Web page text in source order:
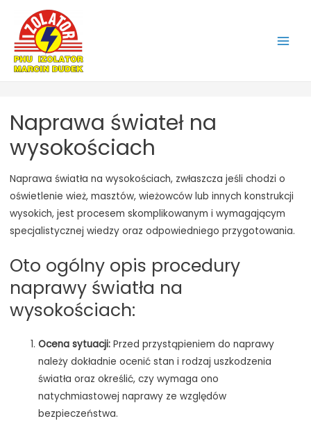
Naprawa świateł na
wysokościach
Naprawa światła na wysokościach, zwłaszcza jeśli chodzi o
oświetlenie wież, masztów, wieżowców lub innych konstrukcji
wysokich, jest procesem skomplikowanym i wymagającym
specjalistycznej wiedzy oraz odpowiedniego przygotowania.
Oto ogólny opis procedury
naprawy światła na
wysokościach:
Ocena sytuacji:Przed przystąpieniem do naprawy
należy dokładnie ocenić stan i rodzaj uszkodzenia
światła oraz określić, czy wymaga ono
natychmiastowej naprawy ze względów
bezpieczeństwa.